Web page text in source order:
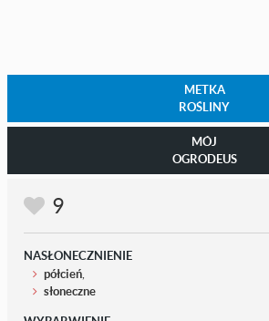
METKA
ROŚLINY
MÓJ
OGRODEUS
9
NASŁONECZNIENIE
półcień,
słoneczne